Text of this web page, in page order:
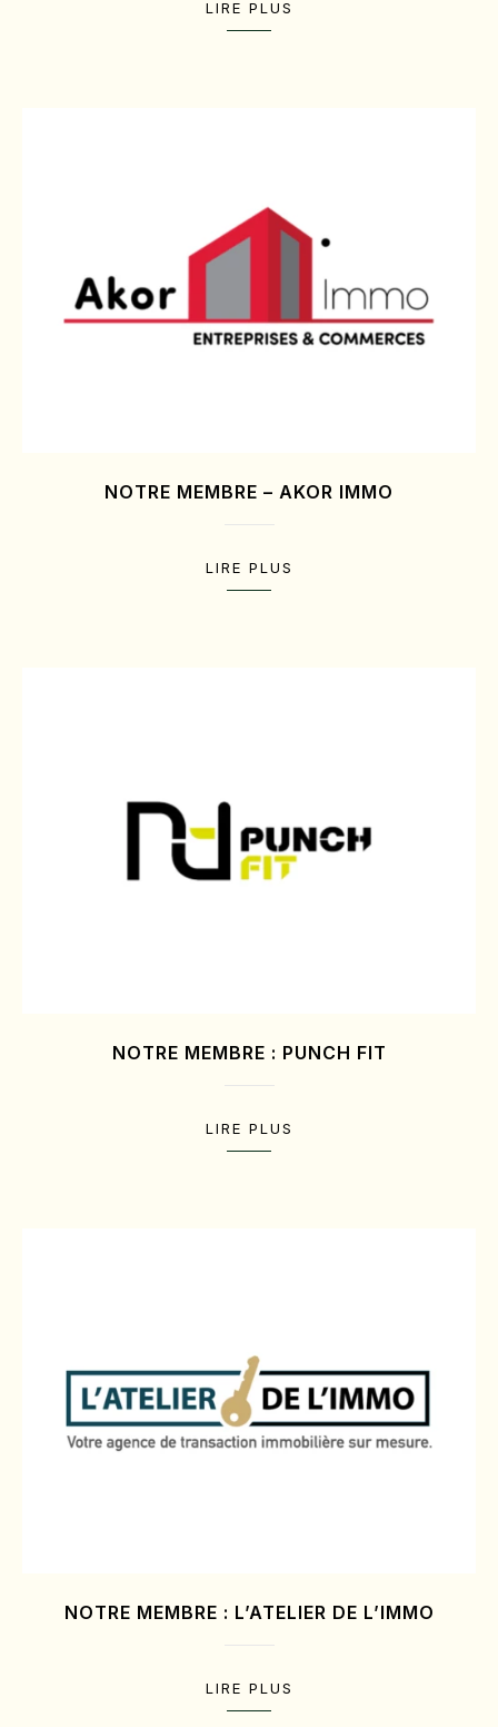
LIRE PLUS
NOTRE MEMBRE – AKOR IMMO
LIRE PLUS
NOTRE MEMBRE : PUNCH FIT
LIRE PLUS
NOTRE MEMBRE : L’ATELIER DE L’IMMO
LIRE PLUS